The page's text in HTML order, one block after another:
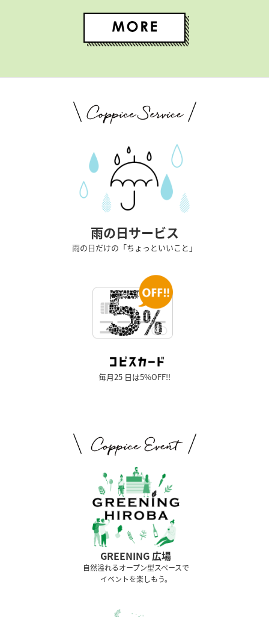
雨の日サービス
雨の日だけの「ちょっといいこと」
毎月25 日は5%OFF!!
GREENING 広場
⾃然溢れるオープン型スペースで
イベントを楽しもう。